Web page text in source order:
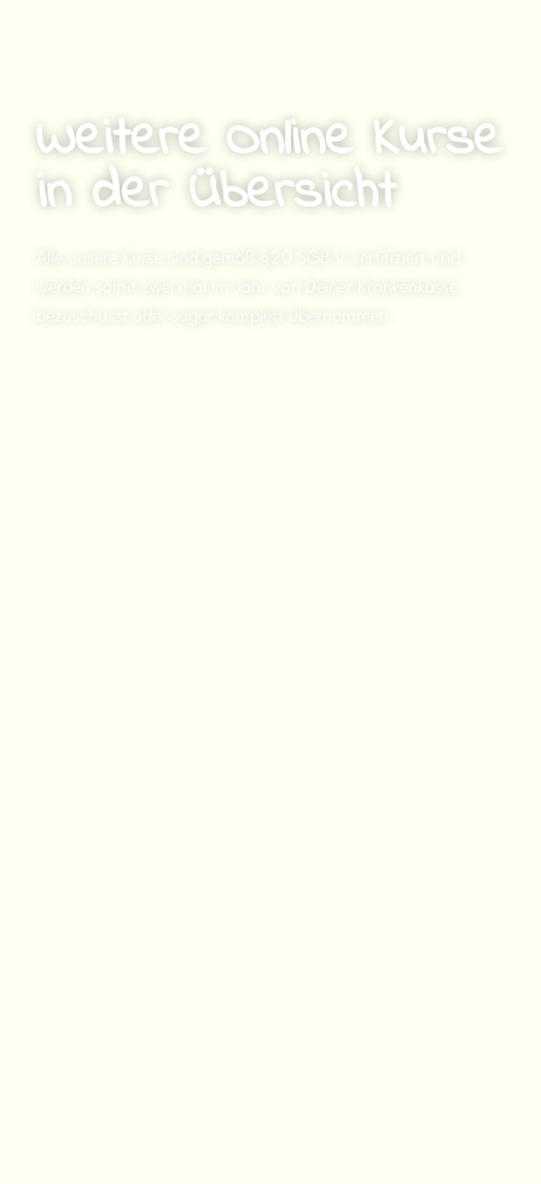
Weitere Online Kurse
in der Übersicht
Alle unsere Kurse sind gemäß §20 SGB V zertifiziert und
werden somit zwei mal im Jahr von Deiner Krankenkasse
bezuschusst oder sogar komplett übernommen.